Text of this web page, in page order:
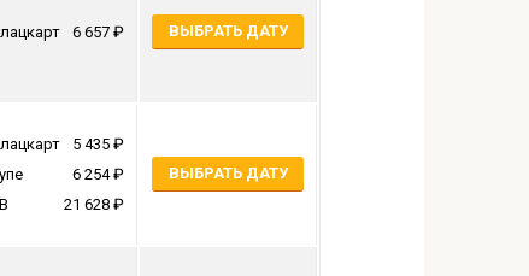
6 657 ВЫБРАТЬ ДАТУ
5 435
6 254
21 628
ВЫБРАТЬ ДАТУ